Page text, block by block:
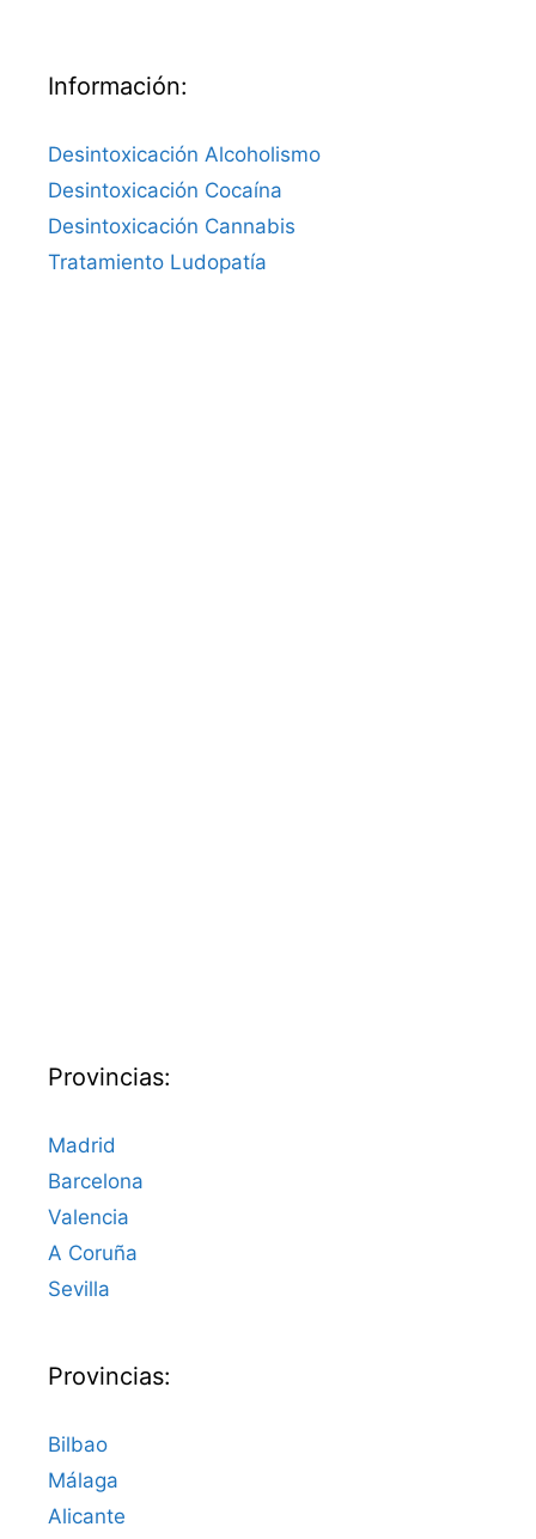
Información:
Desintoxicación Alcoholismo
Desintoxicación Cocaína
Desintoxicación Cannabis
Tratamiento Ludopatía
Provincias:
Madrid
Barcelona
Valencia
A Coruña
Sevilla
Provincias:
Bilbao
Málaga
Alicante